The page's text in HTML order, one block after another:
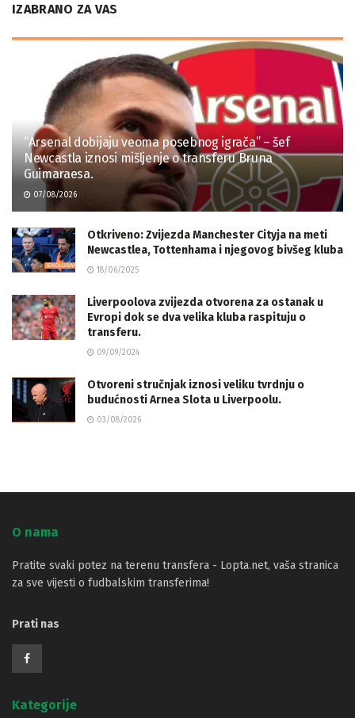
IZABRANO ZA VAS
“Arsenal dobijaju veoma posebnog igrača” – šef
Newcastla iznosi mišljenje o transferu Bruna
Guimaraesa.
07/08/2026
Otkriveno: Zvijezda Manchester Cityja na meti
Newcastlea, Tottenhama i njegovog bivšeg kluba
18/06/2025
Liverpoolova zvijezda otvorena za ostanak u
Evropi dok se dva velika kluba raspituju o
transferu.
09/09/2024
Otvoreni stručnjak iznosi veliku tvrdnju o
budućnosti Arnea Slota u Liverpoolu.
03/08/2026
O nama
Pratite svaki potez na terenu transfera - Lopta.net, vaša stranica
za sve vijesti o fudbalskim transferima!
Prati nas
Kategorije